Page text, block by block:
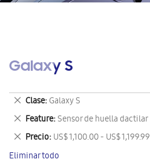
Galaxy S
Clase Galaxy S
Eliminar
este
artículo
Feature Sensor de huella dactilar
Eliminar
este
artículo
Precio US$ 1,100.00 - US$ 1,199.99
Eliminar
este
Eliminar todo